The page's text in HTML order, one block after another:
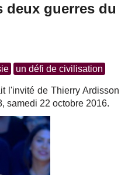
deux guerres du
un défi de civilisation
l'invité de Thierry Ardisson
samedi 22 octobre 2016.